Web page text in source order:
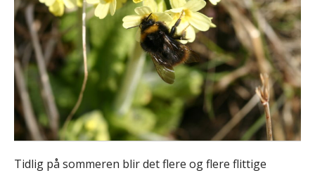
Tidlig på sommeren blir det flere og flere flittige